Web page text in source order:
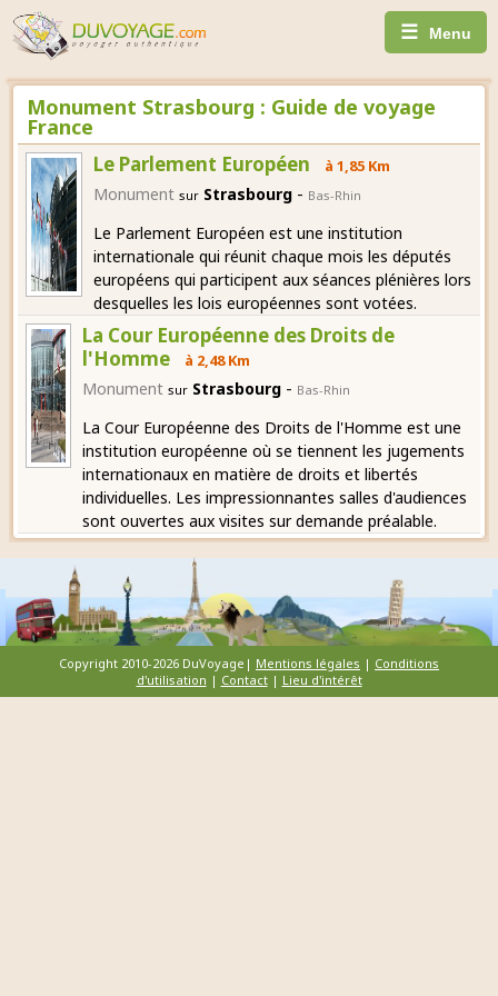
☰ Menu
Monument Strasbourg : Guide de voyage
France
Le Parlement Européen à 1,85 Km
Monument sur Strasbourg - Bas-Rhin
Le Parlement Européen est une institution
internationale qui réunit chaque mois les députés
européens qui participent aux séances plénières lors
desquelles les lois européennes sont votées.
La Cour Européenne des Droits de
l'Homme
à 2,48 Km
Monument sur Strasbourg - Bas-Rhin
La Cour Européenne des Droits de l'Homme est une
institution européenne où se tiennent les jugements
internationaux en matière de droits et libertés
individuelles. Les impressionnantes salles d'audiences
sont ouvertes aux visites sur demande préalable.
Copyright 2010-2026 DuVoyage| Mentions légales | Conditions
d'utilisation | Contact| Lieu d'intérêt